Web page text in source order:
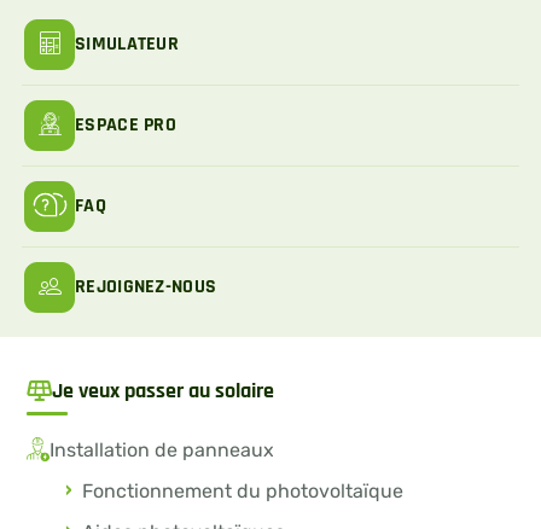
SIMULATEUR
ESPACE PRO
FAQ
REJOIGNEZ-NOUS
Je veux passer au solaire
Installation de panneaux
Fonctionnement du photovoltaïque